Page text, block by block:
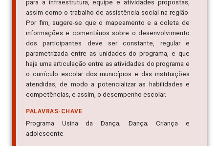
para a infraestrutura, equipe e atividades propostas,
assim como o trabalho de assistência social na região.
Por fim, sugere-se que o mapeamento e a coleta de
informações e comentários sobre o desenvolvimento
dos participantes deve ser constante, regular e
parametrizada entre as unidades do programa, e que
haja uma articulação entre as atividades do programa e
o currículo escolar dos municípios e das instituições
atendidas, de modo a potencializar as habilidades e
competências, e assim, o desempenho escolar.
PALAVRAS-CHAVE
Programa Usina da Dança; Dança; Criança e
adolescente